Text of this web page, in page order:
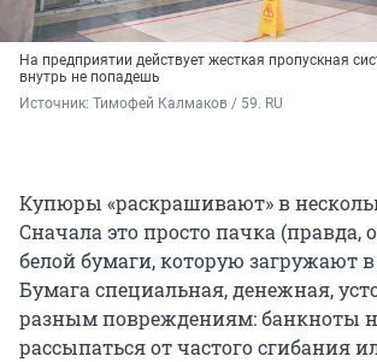
На предприятии действует жесткая пропускная
внутрь не попадешь
Источник: Тимофей Калмаков / 59. RU
Купюры «раскрашивают» в
Сначала это просто пачка (правда,
белой бумаги, которую загружают
Бумага специальная, денежная,
разным повреждениям: банкноты
рассыпаться от частого сгибания